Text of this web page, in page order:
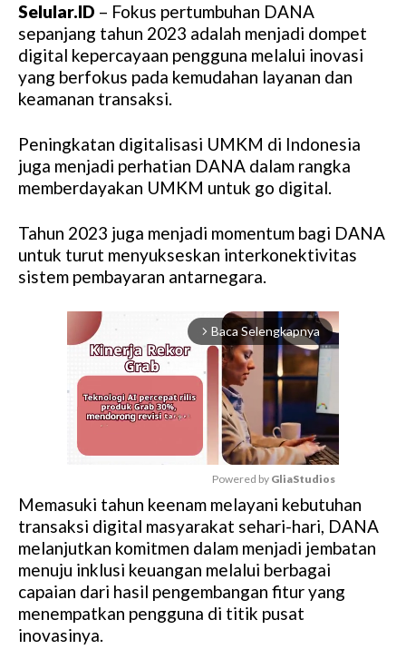
Selular.ID – Fokus pertumbuhan DANA
sepanjang tahun 2023 adalah menjadi dompet
digital kepercayaan pengguna melalui inovasi
yang berfokus pada kemudahan layanan dan
keamanan transaksi.
Peningkatan digitalisasi UMKM di Indonesia
juga menjadi perhatian DANA dalam rangka
memberdayakan UMKM untuk go digital.
Tahun 2023 juga menjadi momentum bagi DANA
untuk turut menyukseskan interkonektivitas
sistem pembayaran antarnegara.
arrow_forward_ios Baca Selengkapnya
M
u
t
e
Powered by GliaStudios
Memasuki tahun keenam melayani kebutuhan
transaksi digital masyarakat sehari-hari, DANA
melanjutkan komitmen dalam menjadi jembatan
menuju inklusi keuangan melalui berbagai
capaian dari hasil pengembangan fitur yang
menempatkan pengguna di titik pusat
inovasinya.